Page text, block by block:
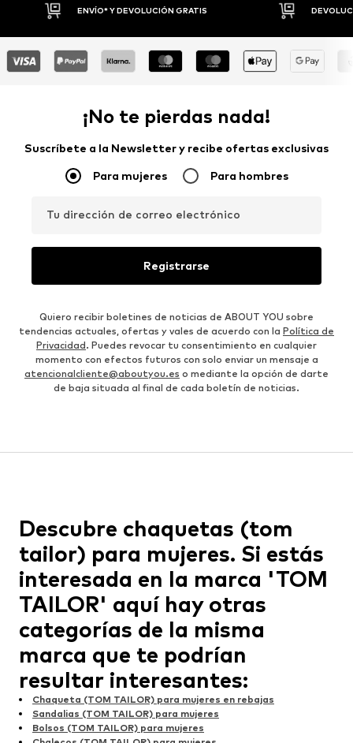
DEVOLUCIONES HASTA 30 DÍAS
¡No te pierdas nada!
Suscríbete a la Newsletter y recibe ofertas exclusivas
Para mujeres Para hombres
Tu dirección de correo electrónico
Registrarse
Quiero recibir boletines de noticias de ABOUT YOU sobre
tendencias actuales, ofertas y vales de acuerdo con la Política de
Privacidad. Puedes revocar tu consentimiento en cualquier
momento con efectos futuros con solo enviar un mensaje a
atencionalcliente@aboutyou.es o mediante la opción de darte
de baja situada al final de cada boletín de noticias.
Descubre chaquetas (tom
tailor) para mujeres. Si estás
interesada en la marca 'TOM
TAILOR' aquí hay otras
categorías de la misma
marca que te podrían
resultar interesantes:
Chaqueta (TOM TAILOR) para mujeres en rebajas
Sandalias (TOM TAILOR) para mujeres
Bolsos (TOM TAILOR) para mujeres